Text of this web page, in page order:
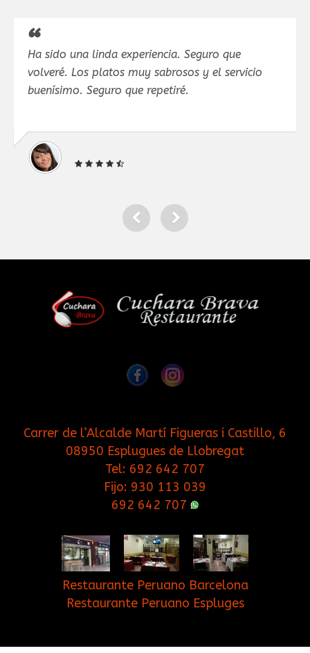
sido una linda experiencia. Seguro que
Los platos muy sabrosos y el servicio
Seguro que repetiré.
Carrer de l’Alcalde Martí Figueras i Castillo, 6
08950 Esplugues de Llobregat
Tel: 692 642 707
Fijo: 930 113 039
692 642 707
Restaurante Peruano Barcelona
Restaurante Peruano Espluges